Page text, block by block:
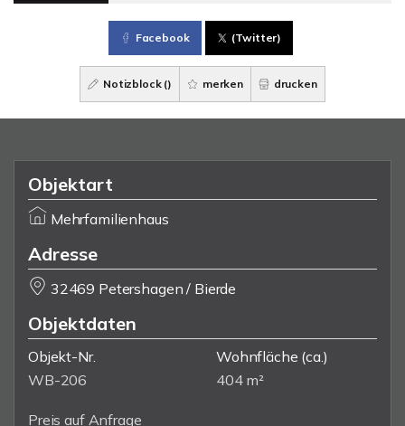
Facebook (Twitter)
Notizblock () merken drucken
Objektart
Mehrfamilienhaus
Adresse
32469 Petershagen / Bierde
Objektdaten
Objekt-Nr.
WB-206
Wohnfläche (ca.)
404 m²
Preis auf Anfrage